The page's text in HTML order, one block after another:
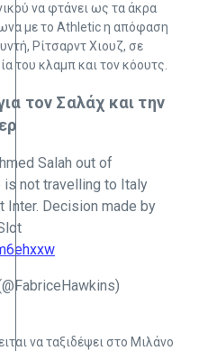
να φτάνει ως τα άκρα
με το Athletic η απόφαση
Ρίτσαρντ Χιουζ, σε
του κλαμπ και τον κόουτς.
τον Σαλάχ και την
Salah out of
is not travelling to Italy
Inter. Decision made by
να ταξιδέψει στο Μιλάνο